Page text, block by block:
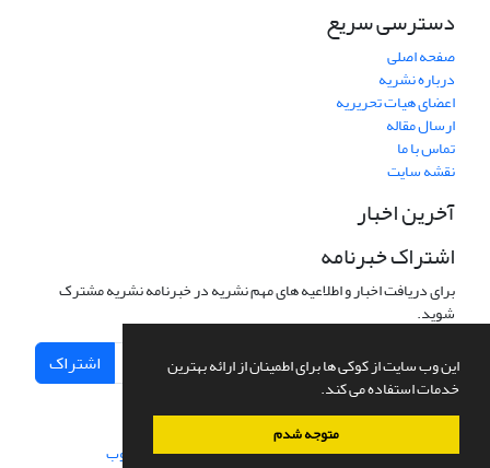
این وب سایت از کوکی ها برای اطمینان از ارائه بهترین
خدمات استفاده می کند.
متوجه شدم
دسترسی سریع
صفحه اصلی
درباره نشریه
اعضای هیات تحریریه
ارسال مقاله
تماس با ما
نقشه سایت
آخرین اخبار
اشتراک خبرنامه
برای دریافت اخبار و اطلاعیه های مهم نشریه در خبرنامه نشریه مشترک
شوید.
اشتراک
سامانه مدیریت نشریات علمی.طراحی و پیاده سازی از سیناوب